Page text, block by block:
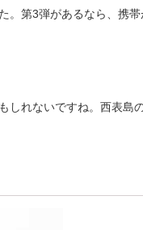
第3弾があるなら、携
れないですね。西表